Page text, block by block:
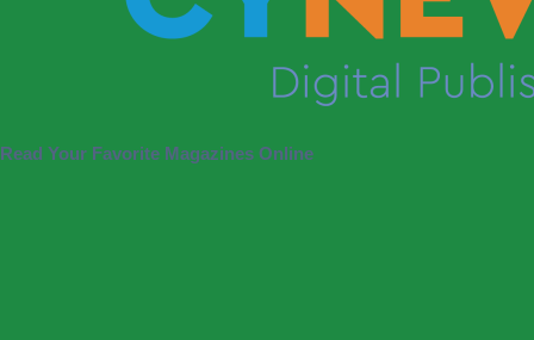
Read Your Favorite Magazines Online